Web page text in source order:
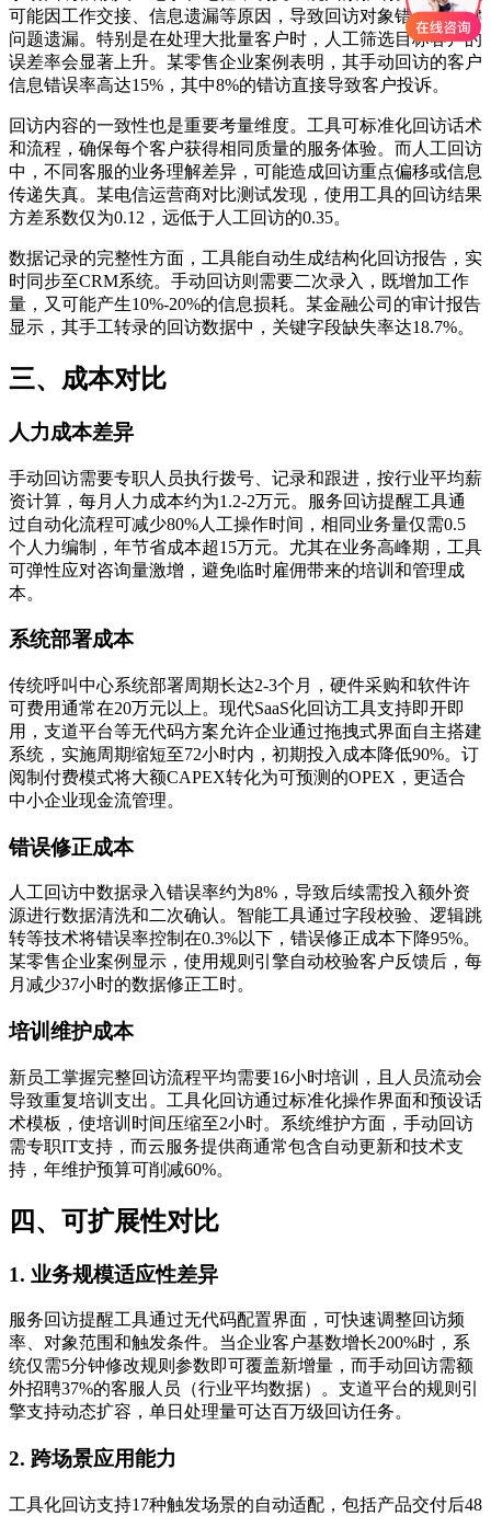
可能因工作交接、信息遗漏等原因，导致回访对象错误或关键
问题遗漏。特别是在处理大批量客户时，人工筛选目标客户的
误差率会显著上升。某零售企业案例表明，其手动回访的客户
信息错误率高达15%，其中8%的错访直接导致客户投诉。
回访内容的一致性也是重要考量维度。工具可标准化回访话术
和流程，确保每个客户获得相同质量的服务体验。而人工回访
中，不同客服的业务理解差异，可能造成回访重点偏移或信息
传递失真。某电信运营商对比测试发现，使用工具的回访结果
方差系数仅为0.12，远低于人工回访的0.35。
数据记录的完整性方面，工具能自动生成结构化回访报告，实
时同步至CRM系统。手动回访则需要二次录入，既增加工作
量，又可能产生10%-20%的信息损耗。某金融公司的审计报告
显示，其手工转录的回访数据中，关键字段缺失率达18.7%。
三、成本对比
人力成本差异
手动回访需要专职人员执行拨号、记录和跟进，按行业平均薪
资计算，每月人力成本约为1.2-2万元。服务回访提醒工具通
过自动化流程可减少80%人工操作时间，相同业务量仅需0.5
个人力编制，年节省成本超15万元。尤其在业务高峰期，工具
可弹性应对咨询量激增，避免临时雇佣带来的培训和管理成
本。
系统部署成本
传统呼叫中心系统部署周期长达2-3个月，硬件采购和软件许
可费用通常在20万元以上。现代SaaS化回访工具支持即开即
用，支道平台等无代码方案允许企业通过拖拽式界面自主搭建
系统，实施周期缩短至72小时内，初期投入成本降低90%。订
阅制付费模式将大额CAPEX转化为可预测的OPEX，更适合
中小企业现金流管理。
错误修正成本
人工回访中数据录入错误率约为8%，导致后续需投入额外资
源进行数据清洗和二次确认。智能工具通过字段校验、逻辑跳
转等技术将错误率控制在0.3%以下，错误修正成本下降95%。
某零售企业案例显示，使用规则引擎自动校验客户反馈后，每
月减少37小时的数据修正工时。
培训维护成本
新员工掌握完整回访流程平均需要16小时培训，且人员流动会
导致重复培训支出。工具化回访通过标准化操作界面和预设话
术模板，使培训时间压缩至2小时。系统维护方面，手动回访
需专职IT支持，而云服务提供商通常包含自动更新和技术支
持，年维护预算可削减60%。
四、可扩展性对比
1. 业务规模适应性差异
服务回访提醒工具通过无代码配置界面，可快速调整回访频
率、对象范围和触发条件。当企业客户基数增长200%时，系
统仅需5分钟修改规则参数即可覆盖新增量，而手动回访需额
外招聘37%的客服人员（行业平均数据）。支道平台的规则引
擎支持动态扩容，单日处理量可达百万级回访任务。
2. 跨场景应用能力
工具化回访支持17种触发场景的自动适配，包括产品交付后48